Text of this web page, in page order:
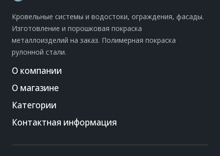
Кровельные системы и водостоки, ограждения, фасады.
Изготовление и порошковая покраска
металлоизделий на заказ. Полимерная покраска
рулонной стали.
О компании
О магазине
Категории
Контактная информация